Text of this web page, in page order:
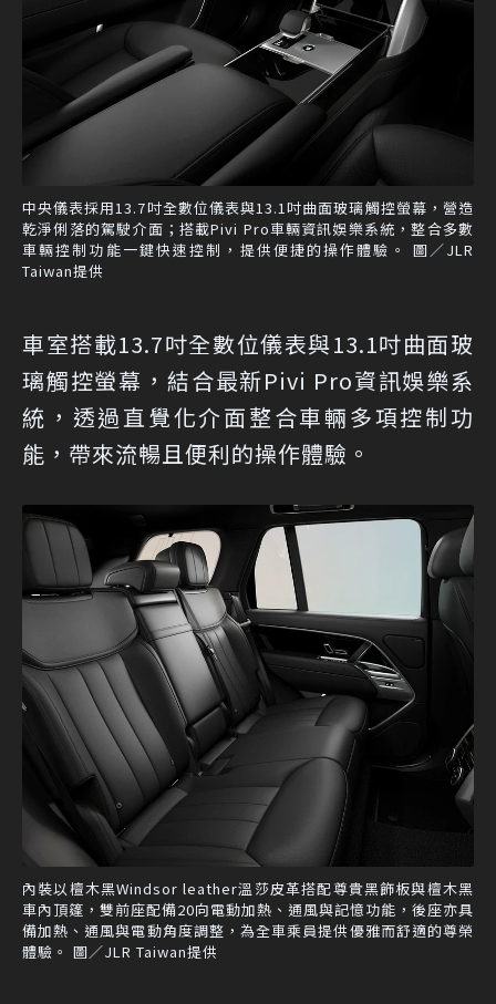
中央儀表採用13.7吋全數位儀表與13.1吋曲面玻璃觸控螢幕，營造
乾淨俐落的駕駛介面；搭載Pivi Pro車輛資訊娛樂系統，整合多數
車輛控制功能一鍵快速控制，提供便捷的操作體驗。 圖／JLR
Taiwan提供
車室搭載13.7吋全數位儀表與13.1吋曲面玻
璃觸控螢幕，結合最新Pivi Pro資訊娛樂系
統，透過直覺化介面整合車輛多項控制功
能，帶來流暢且便利的操作體驗。
內裝以檀木黑Windsor leather溫莎皮革搭配尊貴黑飾板與檀木黑
車內頂篷，雙前座配備20向電動加熱、通風與記憶功能，後座亦具
備加熱、通風與電動角度調整，為全車乘員提供優雅而舒適的尊榮
體驗。 圖／JLR Taiwan提供